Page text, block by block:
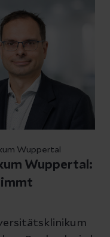
Wuppertal
Wuppertal: